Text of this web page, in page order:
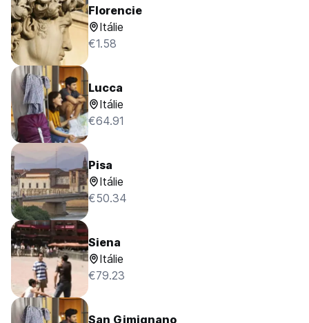
Florencie
Itálie
€1.58
Lucca
Itálie
€64.91
Pisa
Itálie
€50.34
Siena
Itálie
€79.23
San Gimignano